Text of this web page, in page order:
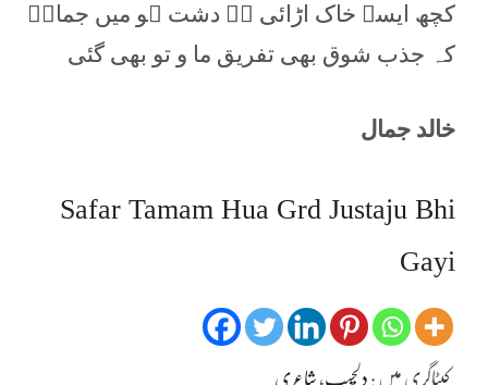
کچھ ایسے خاک اڑائی ہے دشت ہو میں جمالؔ
کہ جذب شوق بھی تفریق ما و تو بھی گئی
خالد جمال
Safar Tamam Hua Grd Justaju Bhi
Gayi
کیٹاگری میں : دلچسپ، شاعری